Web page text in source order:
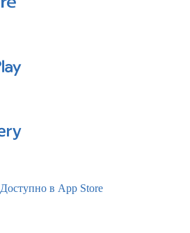
Доступно в App Store